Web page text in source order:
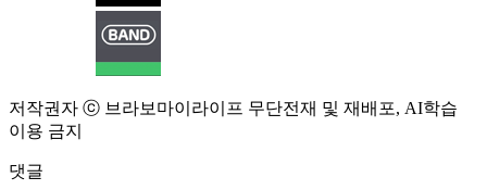
저작권자 ⓒ 브라보마이라이프 무단전재 및 재배포, AI학습
이용 금지
댓글